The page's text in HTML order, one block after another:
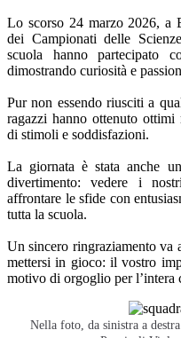
Lo scorso 24 marzo 2026, a
dei Campionati delle
scuola hanno partecipato
dimostrando curiosità e
Pur non essendo riusciti a
ragazzi hanno ottenuto ottimi
di stimoli e soddisfazioni.
La giornata è stata anche
divertimento: vedere i
affrontare le sfide con
tutta la scuola.
Un sincero ringraziamento va
mettersi in gioco: il vostro
motivo di orgoglio per l’intera
Nella foto, da sinistra a